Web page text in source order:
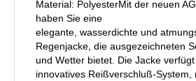
Material: PolyesterMit der neuen
haben Sie eine
elegante, wasserdichte und
Regenjacke, die ausgezeichneten
und Wetter bietet. Die Jacke
innovatives Reißverschluß-System,